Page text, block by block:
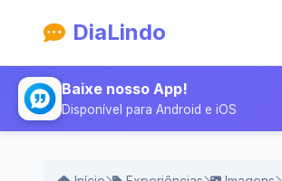
DiaLindo
Baixe nosso App!
Disponível para Android e iOS